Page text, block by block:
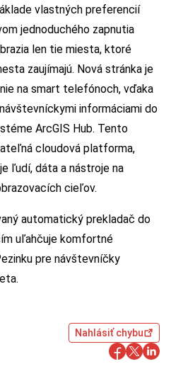
vlastných preferencií
jednoduchého zapnutia
len tie miesta, ktoré
zaujímajú. Nová stránka je
na smart telefónoch, vďaka
informáciami do
ArcGIS Hub. Tento
cloudová platforma,
ľudí, dáta a nástroje na
cieľov.
automatický prekladač do
uľahčuje komfortné
pre návštevníčky
Nahlásiť chybu